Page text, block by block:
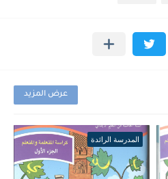
عرض المزيد
المدرسة الرائدة